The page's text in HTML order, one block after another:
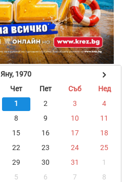
Яну, 1970
Чет Пет Съб
Нед
1 2 3
4
8 9 10
11
15 16 17
18
22 23 24
25
29 30 31
1
5 6 7 8